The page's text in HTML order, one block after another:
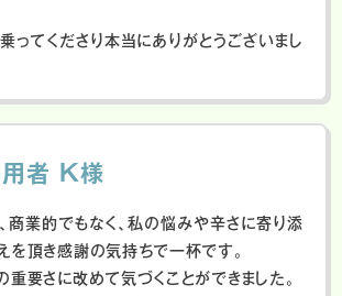
ってくださり本当にありがとうございまし
用者 K様
商業的でもなく、私の悩みや辛さに寄り添
を頂き感謝の気持ちで一杯です。
重要さに改めて気づくことができました。